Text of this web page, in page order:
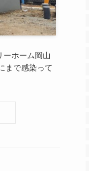
ホーム岡山
で感染って